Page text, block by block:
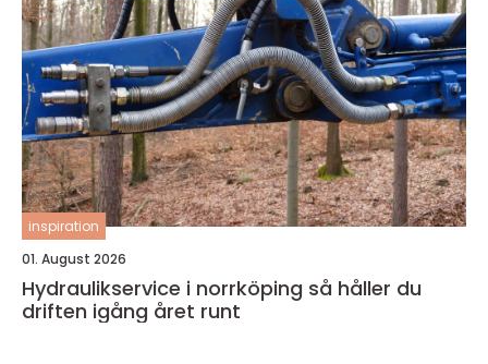
inspiration
01. August 2026
Hydraulikservice i norrköping så håller du
driften igång året runt